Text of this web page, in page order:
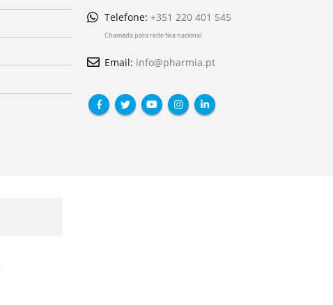
Telefone: +351 220 401 545
Chamada para rede fixa nacional
Email: info@pharmia.pt